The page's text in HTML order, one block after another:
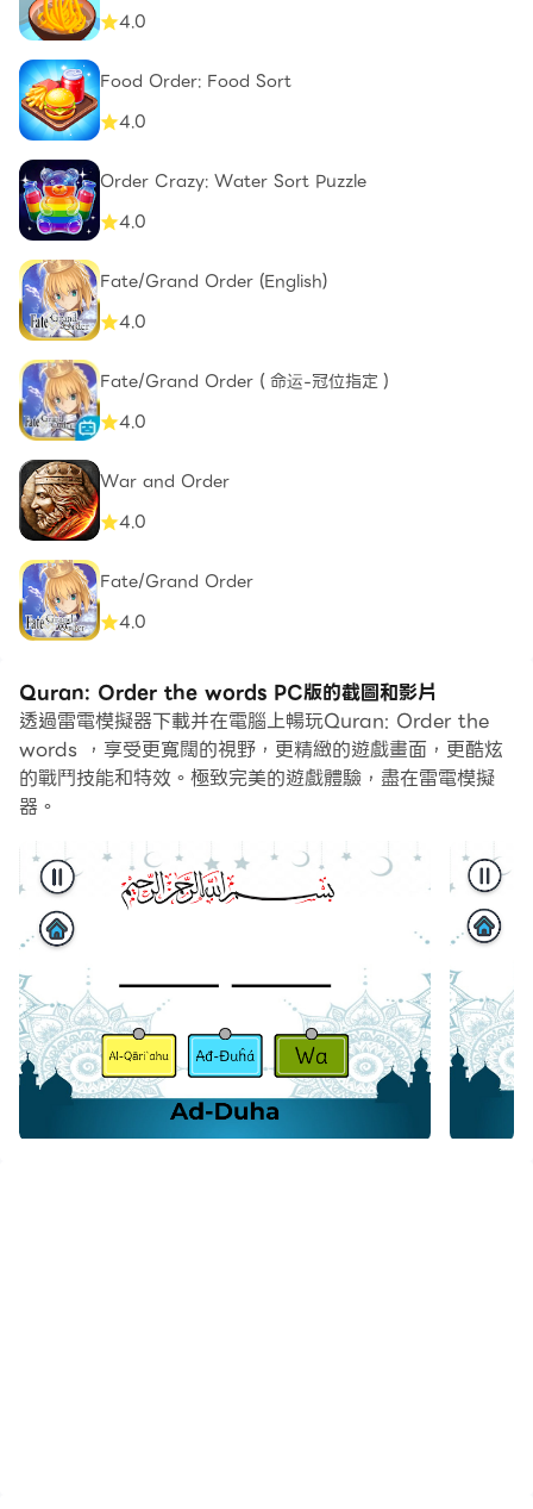
4.0
Food Order: Food Sort
4.0
Order Crazy: Water Sort Puzzle
4.0
Fate/Grand Order (English)
4.0
Fate/Grand Order（命运-冠位指定）
4.0
War and Order
4.0
Fate/Grand Order
4.0
Quran: Order the words PC版的截圖和影片
透過雷電模擬器下載并在電腦上暢玩Quran: Order the
words ，享受更寬闊的視野，更精緻的遊戲畫面，更酷炫
的戰鬥技能和特效。極致完美的遊戲體驗，盡在雷電模擬
器。